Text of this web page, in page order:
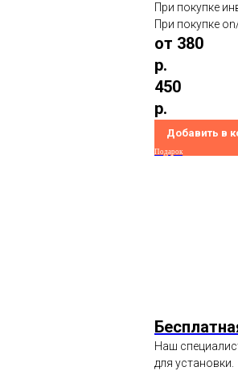
При покупке
При покупке
от 380
р.
450
р.
Добавить в
Подарок
Наш
для установки.